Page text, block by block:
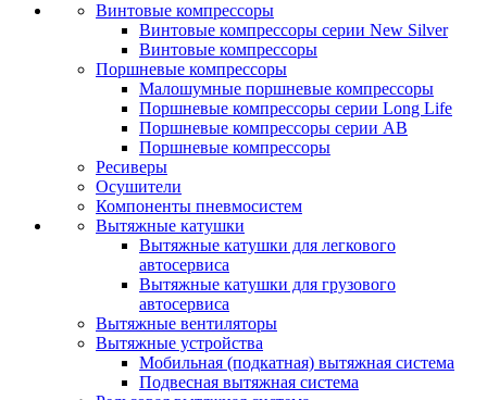
Винтовые компрессоры
Винтовые компрессоры серии New Silver
Винтовые компрессоры
Поршневые компрессоры
Малошумные поршневые компрессоры
Поршневые компрессоры серии Long Life
Поршневые компрессоры серии AB
Поршневые компрессоры
Ресиверы
Осушители
Компоненты пневмосистем
Вытяжные катушки
Вытяжные катушки для легкового
автосервиса
Вытяжные катушки для грузового
автосервиса
Вытяжные вентиляторы
Вытяжные устройства
Мобильная (подкатная) вытяжная система
Подвесная вытяжная система